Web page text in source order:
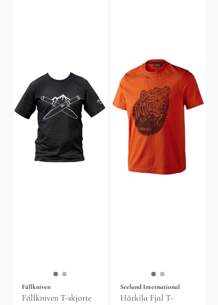
Fällkniven
Fällkniven T-skjorte
Seeland International
Härkila Fjal T-